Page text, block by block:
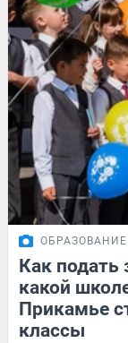
ОБРАЗОВАНИЕ
Как подать
какой
Прикамье
классы